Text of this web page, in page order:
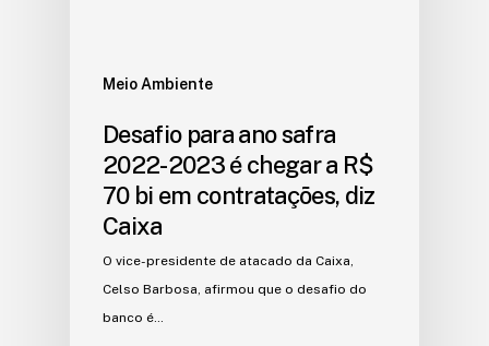
Meio Ambiente
Desafio para ano safra
2022-2023 é chegar a R$
70 bi em contratações, diz
Caixa
O vice-presidente de atacado da Caixa,
Celso Barbosa, afirmou que o desafio do
banco é…